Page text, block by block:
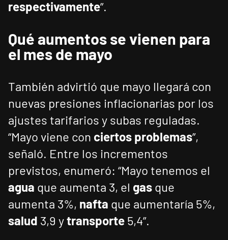
respectivamente”.
Qué aumentos se vienen para
el mes de mayo
También advirtió que mayo llegará con
nuevas presiones inflacionarias por los
ajustes tarifarios y subas reguladas.
“Mayo viene con ciertos problemas”,
señaló. Entre los incrementos
previstos, enumeró: “Mayo tenemos el
agua que aumenta 3, el gas que
aumenta 3%, nafta que aumentaría 5%,
salud 3,9 ytransporte 5,4”.